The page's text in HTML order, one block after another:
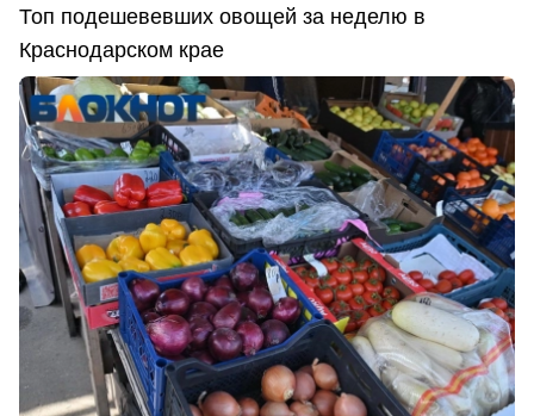
Топ подешевевших овощей за неделю в
Краснодарском крае